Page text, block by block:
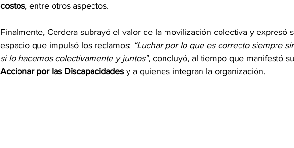
costos, entre otros aspectos.
Finalmente, Cerdera subrayó el valor de la movilización colectiva y expresó
espacio que impulsó los reclamos: “Luchar por lo que es correcto siempre
si lo hacemos colectivamente y juntos”, concluyó, al tiempo que manifestó
Accionar por las Discapacidades y a quienes integran la organización.